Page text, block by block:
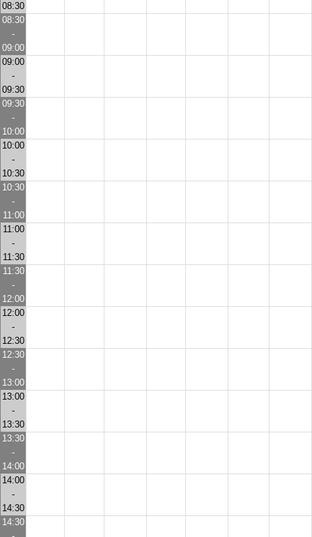
08:30
08:30
-
09:00
09:00
-
09:30
09:30
-
10:00
10:00
-
10:30
10:30
-
11:00
11:00
-
11:30
11:30
-
12:00
12:00
-
12:30
12:30
-
13:00
13:00
-
13:30
13:30
-
14:00
14:00
-
14:30
14:30